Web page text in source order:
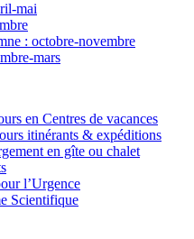
mai
: octobre-novembre
mars
en Centres de vacances
itinérants & expéditions
en gîte ou chalet
l’Urgence
Scientifique